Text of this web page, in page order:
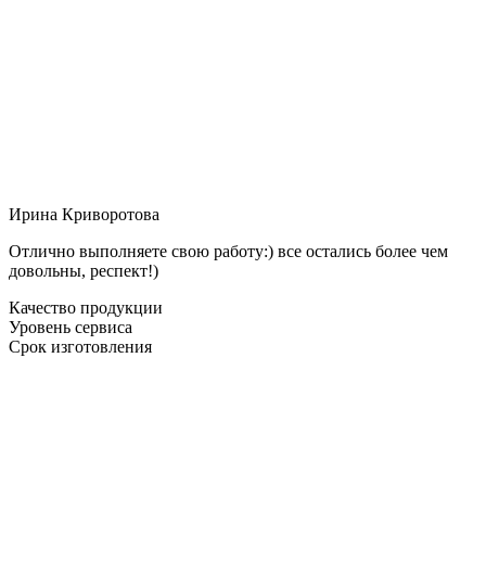
Ирина Криворотова
Отлично выполняете свою работу:) все остались более чем
довольны, респект!)
Качество продукции
Уровень сервиса
Срок изготовления